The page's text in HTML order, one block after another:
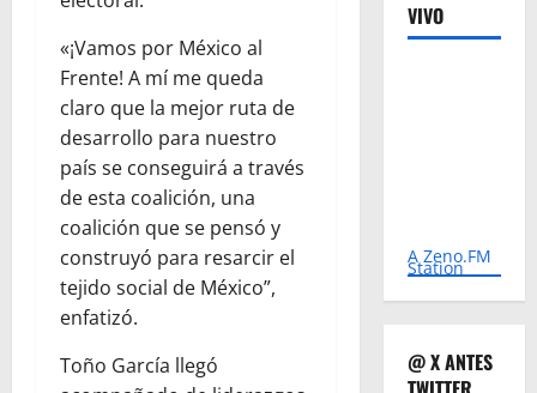
«¡Vamos por México al
Frente! A mí me queda
claro que la mejor ruta de
desarrollo para nuestro
país se conseguirá a través
de esta coalición, una
coalición que se pensó y
construyó para resarcir el
tejido social de México”,
enfatizó.
Toño García llegó
VIVO
A Zeno.FM
Station
@ X ANTES